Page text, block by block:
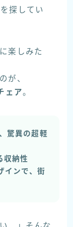
探してい
楽しみた
が、
ェア。
驚異の超軽
収納性
インで、街